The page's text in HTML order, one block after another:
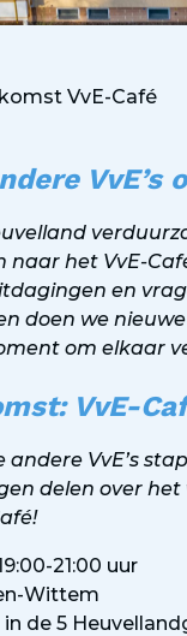
VvE-Café
VvE’s
naar het VvE-
en
doen we
om elkaar
VvE-
andere VvE’s
delen over
21:00 uur
Wittem
in de 5